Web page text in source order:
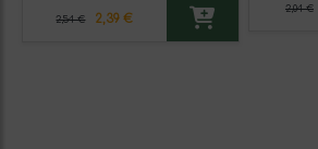
2,54 € 2,39 €
2,04 €